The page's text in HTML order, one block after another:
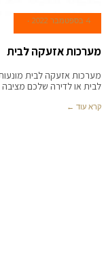
4 בספטמבר 2022
מערכות אזעקה לבית
מערכות אזעקה לבית
לבית או לדירה שלכם
קרא עוד ←